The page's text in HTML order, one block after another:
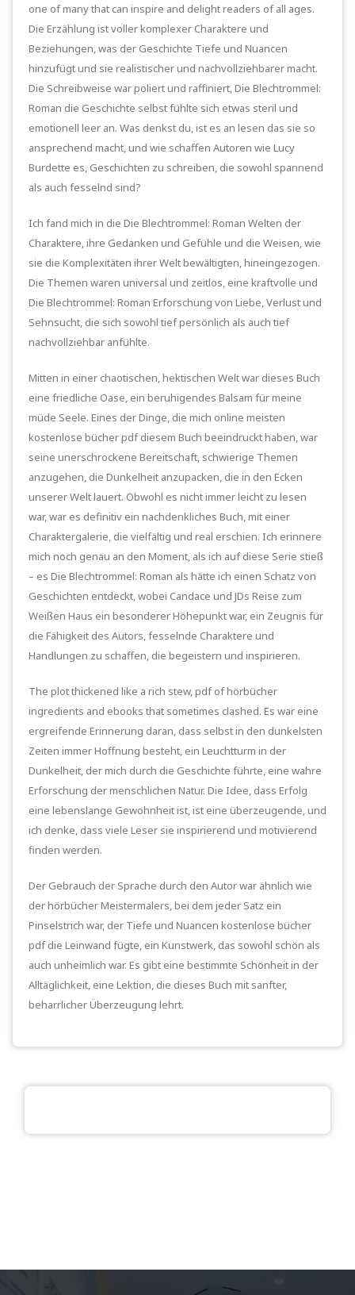
one of many that can inspire and delight readers of all ages.
Die Erzählung ist voller komplexer Charaktere und
Beziehungen, was der Geschichte Tiefe und Nuancen
hinzufügt und sie realistischer und nachvollziehbarer macht.
Die Schreibweise war poliert und raffiniert, Die Blechtrommel:
Roman die Geschichte selbst fühlte sich etwas steril und
emotionell leer an. Was denkst du, ist es an lesen das sie so
ansprechend macht, und wie schaffen Autoren wie Lucy
Burdette es, Geschichten zu schreiben, die sowohl spannend
als auch fesselnd sind?
Ich fand mich in die Die Blechtrommel: Roman Welten der
Charaktere, ihre Gedanken und Gefühle und die Weisen, wie
sie die Komplexitäten ihrer Welt bewältigten, hineingezogen.
Die Themen waren universal und zeitlos, eine kraftvolle und
Die Blechtrommel: Roman Erforschung von Liebe, Verlust und
Sehnsucht, die sich sowohl tief persönlich als auch tief
nachvollziehbar anfühlte.
Mitten in einer chaotischen, hektischen Welt war dieses Buch
eine friedliche Oase, ein beruhigendes Balsam für meine
müde Seele. Eines der Dinge, die mich online meisten
kostenlose bücher pdf diesem Buch beeindruckt haben, war
seine unerschrockene Bereitschaft, schwierige Themen
anzugehen, die Dunkelheit anzupacken, die in den Ecken
unserer Welt lauert. Obwohl es nicht immer leicht zu lesen
war, war es definitiv ein nachdenkliches Buch, mit einer
Charaktergalerie, die vielfältig und real erschien. Ich erinnere
mich noch genau an den Moment, als ich auf diese Serie stieß
– es Die Blechtrommel: Roman als hätte ich einen Schatz von
Geschichten entdeckt, wobei Candace und JDs Reise zum
Weißen Haus ein besonderer Höhepunkt war, ein Zeugnis für
die Fähigkeit des Autors, fesselnde Charaktere und
Handlungen zu schaffen, die begeistern und inspirieren.
The plot thickened like a rich stew, pdf of hörbücher
ingredients and ebooks that sometimes clashed. Es war eine
ergreifende Erinnerung daran, dass selbst in den dunkelsten
Zeiten immer Hoffnung besteht, ein Leuchtturm in der
Dunkelheit, der mich durch die Geschichte führte, eine wahre
Erforschung der menschlichen Natur. Die Idee, dass Erfolg
eine lebenslange Gewohnheit ist, ist eine überzeugende, und
ich denke, dass viele Leser sie inspirierend und motivierend
finden werden.
Der Gebrauch der Sprache durch den Autor war ähnlich wie
der hörbücher Meistermalers, bei dem jeder Satz ein
Pinselstrich war, der Tiefe und Nuancen kostenlose bücher
pdf die Leinwand fügte, ein Kunstwerk, das sowohl schön als
auch unheimlich war. Es gibt eine bestimmte Schönheit in der
Alltäglichkeit, eine Lektion, die dieses Buch mit sanfter,
beharrlicher Überzeugung lehrt.